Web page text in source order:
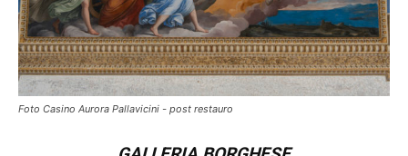
Foto Casino Aurora Pallavicini - post restauro